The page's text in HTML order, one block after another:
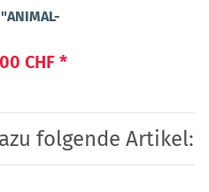
CHF *
folgende Artikel: